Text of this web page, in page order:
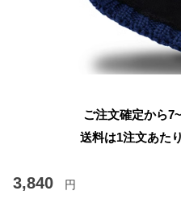
ご注文確定から
送料は1注文あたり
3,840 円